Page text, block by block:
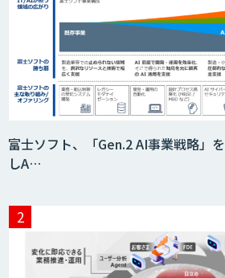
積算AI
ID ZERO（アイデ
富士ソフト、「Gen.2 AI事業戦略」
しA…